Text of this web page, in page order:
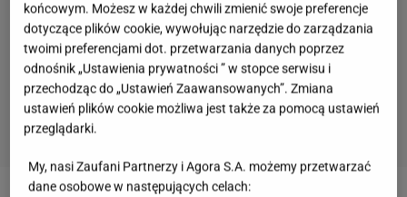
Quiz - o tych zawodach nawet nie słyszałeś.
końcowym. Możesz w każdej chwili zmienić swoje preferencje
dotyczące plików cookie, wywołując narzędzie do zarządzania
twoimi preferencjami dot. przetwarzania danych poprzez
odnośnik „Ustawienia prywatności ” w stopce serwisu i
przechodząc do „Ustawień Zaawansowanych”. Zmiana
ustawień plików cookie możliwa jest także za pomocą ustawień
przeglądarki.
My, nasi Zaufani Partnerzy i Agora S.A. możemy przetwarzać
dane osobowe w następujących celach: